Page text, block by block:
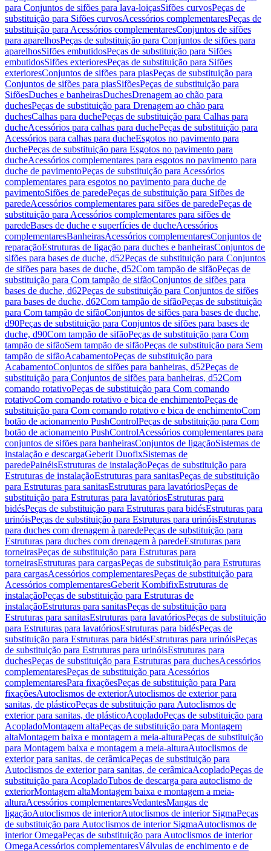
para Conjuntos de sifões para lava-loiçasSifões curvosPeças de
substituição para Sifões curvosAcessórios complementaresPeças de
substituição para Acessórios complementaresConjuntos de sifões
para aparelhosPeças de substituição para Conjuntos de sifões para
aparelhosSifões embutidosPeças de substituição para Sifões
embutidosSifões exterioresPeças de substituição para Sifões
exterioresConjuntos de sifões para piasPeças de substituição para
Conjuntos de sifões para piasSifõesPeças de substituição para
SifõesDuches e banheirasDuchesDrenagem ao chão para
duchesPeças de substituição para Drenagem ao chão para
duchesCalhas para duchePeças de substituição para Calhas para
ducheAcessórios para calhas para duchePeças de substituição para
Acessórios para calhas para ducheEsgotos no pavimento para
duchePeças de substituição para Esgotos no pavimento para
ducheAcessórios complementares para esgotos no pavimento para
duche de pavimentoPeças de substituição para Acessórios
complementares para esgotos no pavimento para duche de
pavimentoSifões de paredePeças de substituição para Sifões de
paredeAcessórios complementares para sifões de paredePeças de
substituição para Acessórios complementares para sifões de
paredeBases de duche e superfícies de ducheAcessórios
complementaresBanheirasAcessórios complementaresConjuntos de
reparaçãoEstruturas de ligação para duches e banheirasConjuntos de
sifões para bases de duche, d52Peças de substituição para Conjuntos
de sifões para bases de duche, d52Com tampão de sifãoPeças de
substituição para Com tampão de sifãoConjuntos de sifões para
bases de duche, d62Peças de substituição para Conjuntos de sifões
para bases de duche, d62Com tampão de sifãoPeças de substituição
para Com tampão de sifãoConjuntos de sifões para bases de duche,
d90Peças de substituição para Conjuntos de sifões para bases de
duche, d90Com tampão de sifãoPeças de substituição para Com
tampão de sifãoSem tampão de sifãoPeças de substituição para Sem
tampão de sifãoAcabamentoPeças de substituição para
AcabamentoConjuntos de sifões para banheiras, d52Peças de
substituição para Conjuntos de sifões para banheiras, d52Com
comando rotativoPeças de substituição para Com comando
rotativoCom comando rotativo e bica de enchimentoPeças de
substituição para Com comando rotativo e bica de enchimentoCom
botão de acionamento PushControlPeças de substituição para Com
botão de acionamento PushControlAcessórios complementares para
conjuntos de sifões para banheirasConjuntos de ligaçãoSistemas de
instalação e descargaGeberit DuofixSistemas de
paredePainéisEstruturas de instalaçãoPeças de substituição para
Estruturas de instalaçãoEstruturas para sanitasPeças de substituição
para Estruturas para sanitasEstruturas para lavatóriosPeças de
substituição para Estruturas para lavatóriosEstruturas para
bidésPeças de substituição para Estruturas para bidésEstruturas para
urinóisPeças de substituição para Estruturas para urinóisEstruturas
para duches com drenagem à paredePeças de substituição para
Estruturas para duches com drenagem à paredeEstruturas para
torneirasPeças de substituição para Estruturas para
torneirasEstruturas para cargasPeças de substituição para Estruturas
para cargasAcessórios complementaresPeças de substituição para
Acessórios complementaresGeberit KombifixEstruturas de
instalaçãoPeças de substituição para Estruturas de
instalaçãoEstruturas para sanitasPeças de substituição para
Estruturas para sanitasEstruturas para lavatóriosPeças de substituição
para Estruturas para lavatóriosEstruturas para bidésPeças de
substituição para Estruturas para bidésEstruturas para urinóisPeças
de substituição para Estruturas para urinóisEstruturas para
duchesPeças de substituição para Estruturas para duchesAcessórios
complementaresPeças de substituição para Acessórios
complementaresPara fixaçõesPeças de substituição para Para
fixaçõesAutoclismos de exteriorAutoclismos de exterior para
sanitas, de plásticoPeças de substituição para Autoclismos de
exterior para sanitas, de plásticoAcopladoPeças de substituição para
AcopladoMontagem altaPeças de substituição para Montagem
altaMontagem baixa e montagem a meia-alturaPeças de substituição
para Montagem baixa e montagem a meia-alturaAutoclismos de
exterior para sanitas, de cerâmicaPeças de substituição para
Autoclismos de exterior para sanitas, de cerâmicaAcopladoPeças de
substituição para AcopladoTubos de descarga para autoclismo de
exteriorMontagem altaMontagem baixa e montagem a meia-
alturaAcessórios complementaresVedantesMangas de
ligaçãoAutoclismos de interiorAutoclismos de interior SigmaPeças
de substituição para Autoclismos de interior SigmaAutoclismos de
interior OmegaPeças de substituição para Autoclismos de interior
OmegaAcessórios complementaresVálvulas de enchimento e de